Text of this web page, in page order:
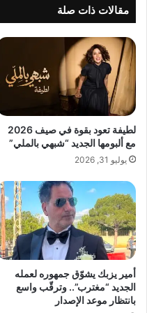
فاضل
للاستماع الى
ن
ت
ح
ق
ق
ز
خ
اً
ا
ل
م
ي
اً
م
ن
خ
ل
أ
غ
ن
ت
ه
ا
ل
د
د
ة
"
م
ش
و
ا
ر
ا
مقالات ذات صلة
لطيفة تعود بقوة في صيف 2026
مع ألبومها الجديد “شبهي بالملي”
يوليو 31, 2026
أمير يزبك يشوّق جمهوره لعمله
الجديد “مغترب”.. وترقّب واسع
بانتظار موعد الإصدار